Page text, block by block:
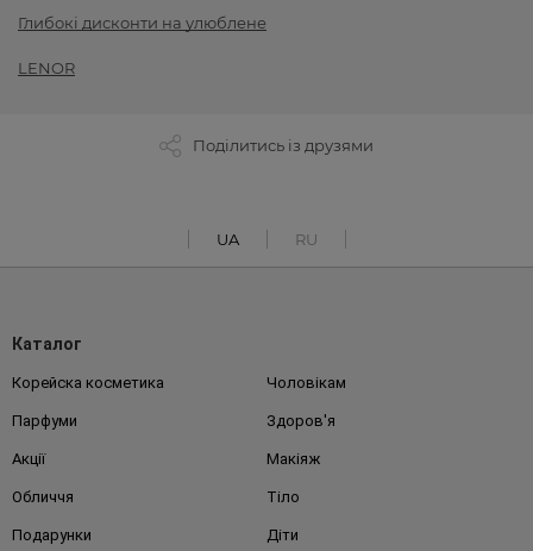
Глибокі дисконти на улюблене
LENOR
Поділитись із друзями
UA RU
Каталог
Корейска косметика Чоловікам
Парфуми Здоров'я
Акції Макіяж
Обличчя Тіло
Подарунки Діти